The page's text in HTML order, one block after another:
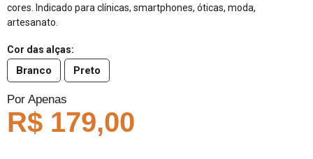
cores. Indicado para clínicas, smartphones, óticas, moda,
artesanato.
Cor das alças:
Branco Preto
Por Apenas
R$ 179,00